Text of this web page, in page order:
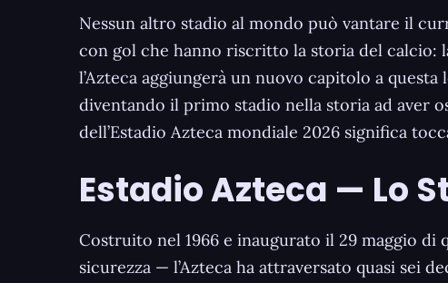
Nessun altro stadio al mondo può vantare il
con gol che hanno riscritto la storia del calcio:
l’Azteca aggiungerà un nuovo capitolo a
diventando il primo stadio nella storia ad aver
dell’Estadio Azteca mondiale 2026 significa
Estadio Azteca — Lo
Costruito nel 1966 e inaugurato il 29 maggio
sicurezza — l’Azteca ha attraversato quasi sei